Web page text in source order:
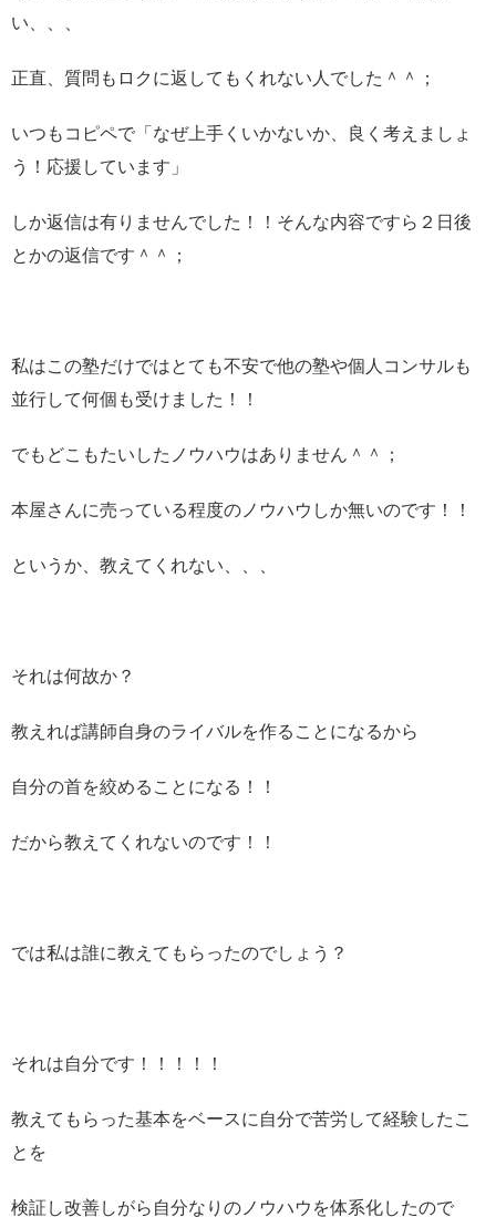
い、、、
正直、質問もロクに返してもくれない人でした＾＾；
いつもコピペで「なぜ上手くいかないか、良く考えましょ
う！応援しています」
しか返信は有りませんでした！！そんな内容ですら２日後
とかの返信です＾＾；
私はこの塾だけではとても不安で他の塾や個人コンサルも
並行して何個も受けました！！
でもどこもたいしたノウハウはありません＾＾；
本屋さんに売っている程度のノウハウしか無いのです！！
というか、教えてくれない、、、
それは何故か？
教えれば講師自身のライバルを作ることになるから
自分の首を絞めることになる！！
だから教えてくれないのです！！
では私は誰に教えてもらったのでしょう？
それは自分です！！！！！
教えてもらった基本をベースに自分で苦労して経験したこ
とを
検証し改善しがら自分なりのノウハウを体系化したので